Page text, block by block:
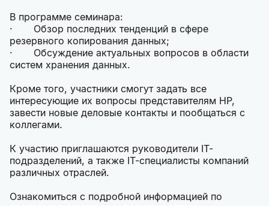
В программе семинара:
· Обзор последних тенденций в сфере
резервного копирования данных;
· Обсуждение актуальных вопросов в области
систем хранения данных.
Кроме того, участники смогут задать все
интересующие их вопросы представителям HP,
завести новые деловые контакты и пообщаться с
коллегами.
К участию приглашаются руководители IT-
подразделений, а также IT-специалисты компаний
различных отраслей.
Ознакомиться с подробной информацией по